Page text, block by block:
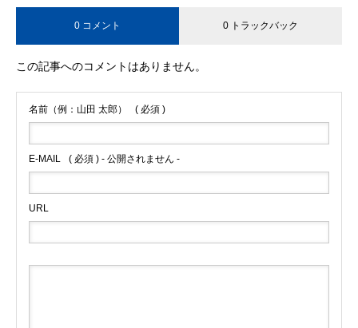
0 コメント 0 トラックバック
この記事へのコメントはありません。
名前（例：山田 太郎） ( 必須 )
E-MAIL ( 必須 ) - 公開されません -
URL